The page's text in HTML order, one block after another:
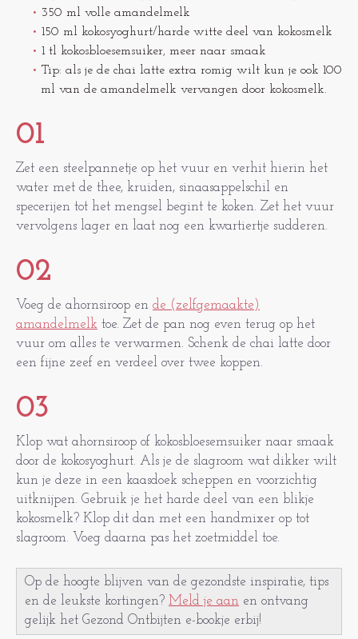
350 ml volle amandelmelk
150 ml kokosyoghurt/harde witte deel van kokosmelk
1 tl kokosbloesemsuiker, meer naar smaak
Tip: als je de chai latte extra romig wilt kun je ook 100
ml van de amandelmelk vervangen door kokosmelk.
01
Zet een steelpannetje op het vuur en verhit hierin het
water met de thee, kruiden, sinaasappelschil en
specerijen tot het mengsel begint te koken. Zet het vuur
vervolgens lager en laat nog een kwartiertje sudderen.
02
Voeg de ahornsiroop en de (zelfgemaakte)
amandelmelk toe. Zet de pan nog even terug op het
vuur om alles te verwarmen. Schenk de chai latte door
een fijne zeef en verdeel over twee koppen.
03
Klop wat ahornsiroop of kokosbloesemsuiker naar smaak
door de kokosyoghurt. Als je de slagroom wat dikker wilt
kun je deze in een kaasdoek scheppen en voorzichtig
uitknijpen. Gebruik je het harde deel van een blikje
kokosmelk? Klop dit dan met een handmixer op tot
slagroom. Voeg daarna pas het zoetmiddel toe.
Op de hoogte blijven van de gezondste inspiratie, tips
en de leukste kortingen? Meld je aan en ontvang
gelijk het Gezond Ontbijten e-bookje erbij!